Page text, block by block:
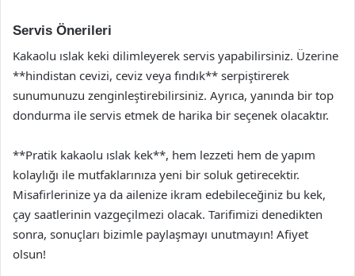
Servis Önerileri
Kakaolu ıslak keki dilimleyerek servis yapabilirsiniz. Üzerine
**hindistan cevizi, ceviz veya fındık** serpiştirerek
sunumunuzu zenginleştirebilirsiniz. Ayrıca, yanında bir top
dondurma ile servis etmek de harika bir seçenek olacaktır.
**Pratik kakaolu ıslak kek**, hem lezzeti hem de yapım
kolaylığı ile mutfaklarınıza yeni bir soluk getirecektir.
Misafirlerinize ya da ailenize ikram edebileceğiniz bu kek,
çay saatlerinin vazgeçilmezi olacak. Tarifimizi denedikten
sonra, sonuçları bizimle paylaşmayı unutmayın! Afiyet
olsun!